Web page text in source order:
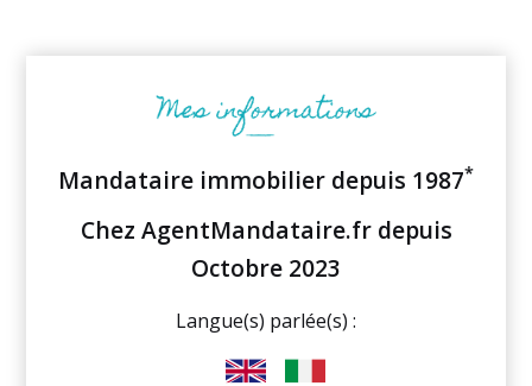
Mandataire immobilier depuis 1987*
Chez AgentMandataire.fr depuis
Octobre 2023
Langue(s) parlée(s) :